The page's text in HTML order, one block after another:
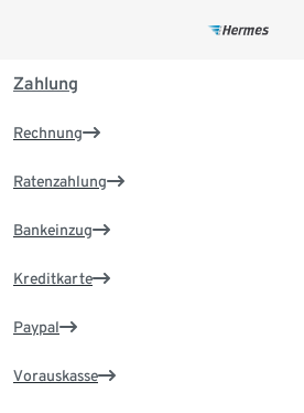
Zahlung
Rechnung
Ratenzahlung
Bankeinzug
Kreditkarte
Paypal
Vorauskasse